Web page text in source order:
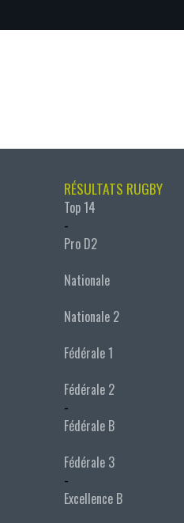
RÉSULTATS RUGBY
Top 14
-
Pro D2
Nationale
Nationale 2
Fédérale 1
Fédérale 2
-
Fédérale B
Fédérale 3
-
Excellence B